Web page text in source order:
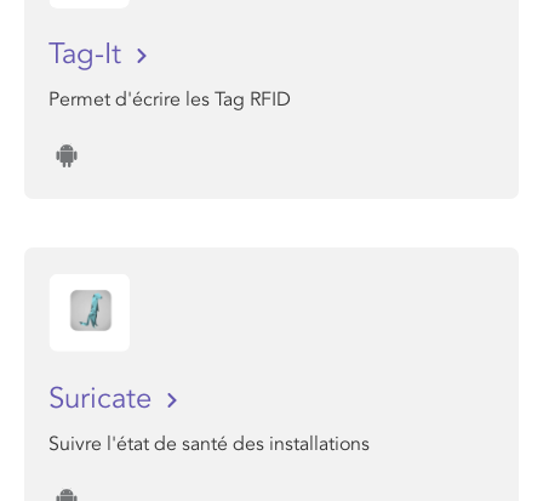
Tag-It
Permet d'écrire les Tag RFID
Suricate
Suivre l'état de santé des installations